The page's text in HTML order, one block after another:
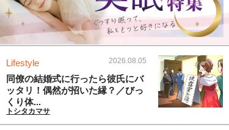
Lifestyle 2026.08.05
同僚の結婚式に行ったら彼氏にバ
ッタリ！偶然が招いた縁？／びっ
くり体...
トシタカマサ